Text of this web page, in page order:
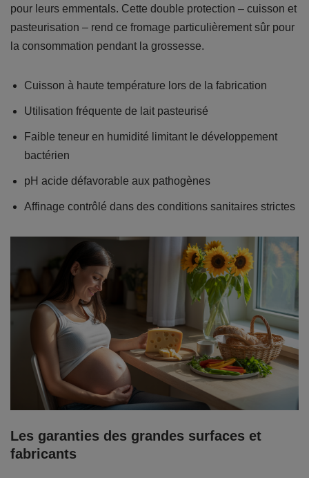
pour leurs emmentals. Cette double protection – cuisson et
pasteurisation – rend ce fromage particulièrement sûr pour
la consommation pendant la grossesse.
Cuisson à haute température lors de la fabrication
Utilisation fréquente de lait pasteurisé
Faible teneur en humidité limitant le développement
bactérien
pH acide défavorable aux pathogènes
Affinage contrôlé dans des conditions sanitaires strictes
Les garanties des grandes surfaces et
fabricants